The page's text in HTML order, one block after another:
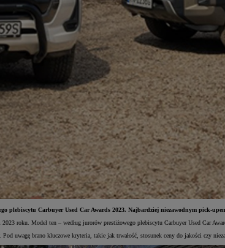
plebiscytu Carbuyer Used Car Awards 2023. Najbardziej niezawodnym pick-
roku. Model ten – według jurorów prestiżowego plebiscytu Carbuyer Used Car
uwagę brano kluczowe kryteria, takie jak trwałość, stosunek ceny do jakości czy